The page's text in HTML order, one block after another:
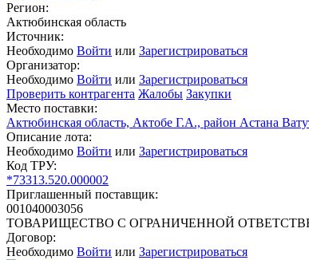
Регион:
Актюбинская область
Источник:
Необходимо Войти или Зарегистрироваться
Организатор:
Необходимо Войти или Зарегистрироваться
Проверить контрагента Жалобы Закупки
Место поставки:
Актюбинская область, Актобе Г.А., район Астана
Описание лота:
Необходимо Войти или Зарегистрироваться
Код ТРУ:
*73313.520.000002
Приглашенный поставщик:
001040003056
ТОВАРИЩЕСТВО С ОГРАНИЧЕННОЙ
Договор:
Необходимо Войти или Зарегистрироваться